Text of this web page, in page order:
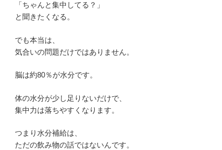
「ちゃんと集中してる？」
と聞きたくなる。
でも本当は、
気合いの問題だけではありません。
脳は約80％が水分です。
体の水分が少し足りないだけで、
集中力は落ちやすくなります。
つまり水分補給は、
ただの飲み物の話ではないんです。